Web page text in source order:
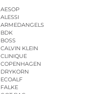
AESOP
ALESSI
ARMEDANGELS
BDK
BOSS
CALVIN KLEIN
CLINIQUE
COPENHAGEN
DRYKORN
ECOALF
FALKE